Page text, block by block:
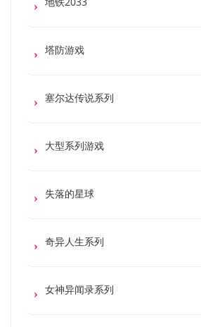
塔防游戏
塞尔达传说系列
大型系列游戏
失落的星球
奇异人生系列
女神异闻录系列